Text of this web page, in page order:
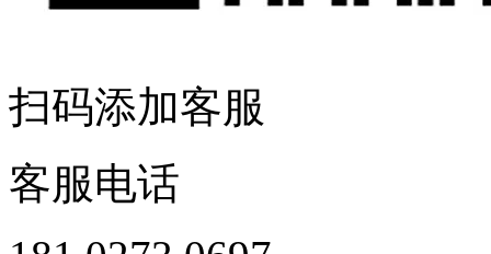
扫码添加客服
客服电话